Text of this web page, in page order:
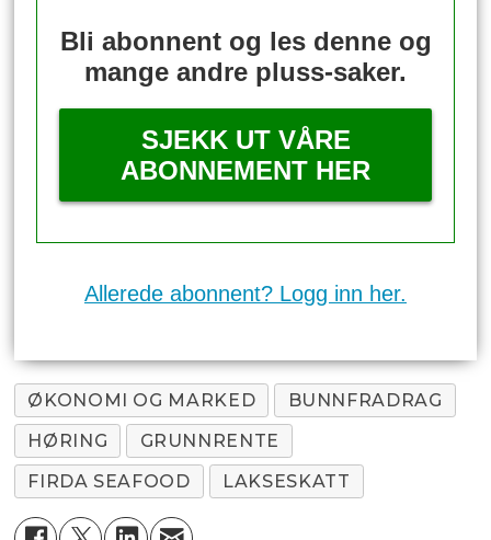
Bli abonnent og les denne og
mange andre pluss-saker.
SJEKK UT VÅRE
ABONNEMENT HER
Allerede abonnent? Logg inn her.
ØKONOMI OG MARKED
BUNNFRADRAG
HØRING
GRUNNRENTE
FIRDA SEAFOOD
LAKSESKATT